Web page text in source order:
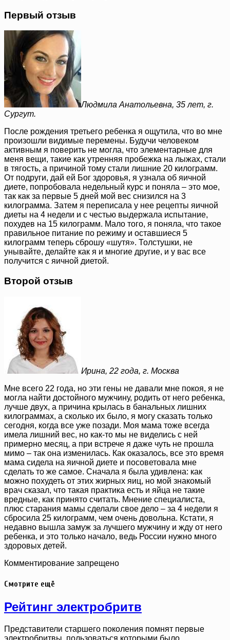
Первый отзыв
Людмила Анатольевна, 35 лет, г.
Сургут.
После рождения третьего ребенка я ощутила, что во мне
произошли видимые перемены. Будучи человеком
активным я поверить не могла, что элементарные для
меня вещи, такие как утренняя пробежка на лыжах, стали
в тягость, а причиной тому стали лишние 20 килограмм.
От подруги, дай ей Бог здоровья, я узнала об яичной
диете, попробовала недельный курс и поняла – это мое,
так как за первые 5 дней мой вес снизился на 3
килограмма. Затем я переписала у нее рецепты яичной
диеты на 4 недели и с честью выдержала испытание,
похудев на 15 килограмм. Мало того, я поняла, что такое
правильное питание по режиму и оставшиеся 5
килограмм теперь сброшу «шутя». Толстушки, не
унывайте, делайте как я и многие другие, и у вас все
получится с яичной диетой.
Второй отзыв
Ирина, 22 года, г. Москва
Мне всего 22 года, но эти гены не давали мне покоя, я не
могла найти достойного мужчину, родить от него ребенка,
лучше двух, а причина крылась в банальных лишних
килограммах, а сколько их было, я могу сказать только
сегодня, когда все уже позади. Моя мама тоже всегда
имела лишний вес, но как-то мы не виделись с ней
примерно месяц, а при встрече я даже чуть не прошла
мимо – так она изменилась. Как оказалось, все это время
мама сидела на яичной диете и посоветовала мне
сделать то же самое. Сначала я была удивлена: как
можно похудеть от этих жирных яиц, но мой знакомый
врач сказал, что такая практика есть и яйца не такие
вредные, как принято считать. Мнение специалиста,
плюс старания мамы сделали свое дело – за 4 недели я
сбросила 25 килограмм, чем очень довольна. Кстати, я
недавно вышла замуж за лучшего мужчину и жду от него
ребенка, и это только начало, ведь России нужно много
здоровых детей.
Комментирование запрещено
Смотрите ещё
Рейтинг электробритв
Представители старшего поколения помнят первые